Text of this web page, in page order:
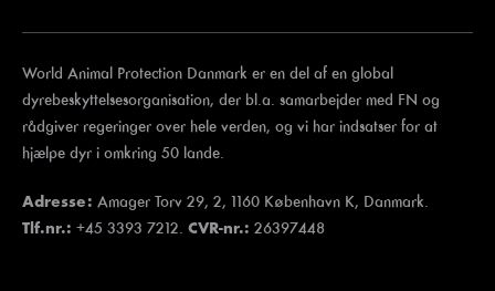
World Animal Protection Danmark er en del af en global
dyrebeskyttelsesorganisation, der bl.a. samarbejder med FN og
rådgiver regeringer over hele verden, og vi har indsatser for at
hjælpe dyr i omkring 50 lande.
Adresse: Amager Torv 29, 2, 1160 København K, Danmark.
Tlf.nr.: +45 3393 7212. CVR-nr.: 26397448